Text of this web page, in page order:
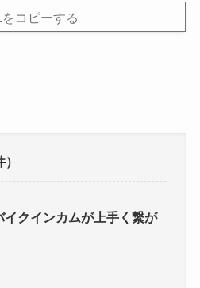
コピーする
）
イクインカムが上手く繋が